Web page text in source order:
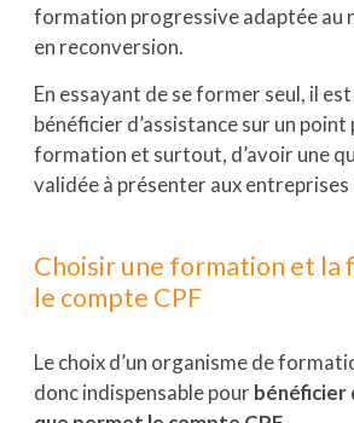
formation progressive adaptée au
en reconversion.
En essayant de se former seul, il
bénéficier d’assistance sur un
formation et surtout, d’avoir une
validée à présenter aux entreprises
Choisir une formation et la
le compte CPF
Le choix d’un organisme de
donc indispensable pour bénéficier